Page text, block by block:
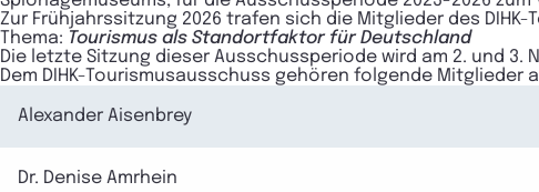
Zur Frühjahrssitzung 2026 trafen sich die Mitglieder des
Thema: Tourismus als Standortfaktor für Deutschland
Die letzte Sitzung dieser Ausschussperiode wird am 2. und 3.
Dem DIHK-Tourismusausschuss gehören folgende Mitglieder
Alexander Aisenbrey
Dr. Denise Amrhein